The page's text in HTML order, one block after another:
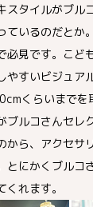
スタイルがブル
ているのだとか
必見です。こど
やすいビジュア
くらいまでを
ブルコさんセレ
から、アクセサ
とにかくブルコ
れます。